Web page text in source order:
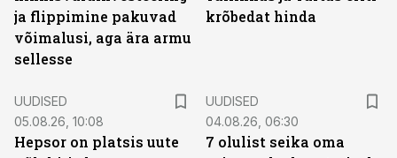
ja flippimine pakuvad
võimalusi, aga ära armu
sellesse
krõbedat hinda
UUDISED
05.08.26, 10:08
Hepsor on platsis uute
UUDISED
04.08.26, 06:30
7 olulist seika oma